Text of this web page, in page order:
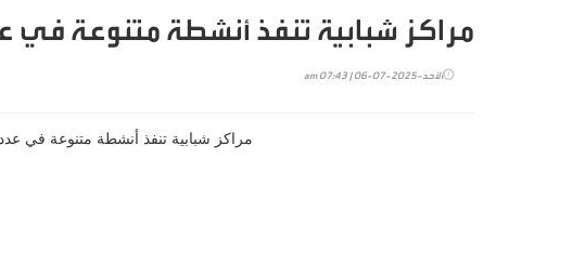
مراكز شبابية تنفذ أنشطة متنوعة
الأحد-2025-07-06 | 07:43 am